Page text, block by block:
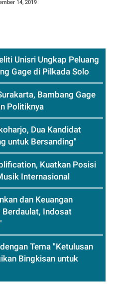
14, 2019
Unisri Ungkap Peluang
Gage di Pilkada Solo
Bambang Gage
Politiknya
Dua Kandidat
untuk Bersanding"
Kuatkan Posisi
Internasional
dan Keuangan
Berdaulat, Indosat
Tema "Ketulusan
Bingkisan untuk